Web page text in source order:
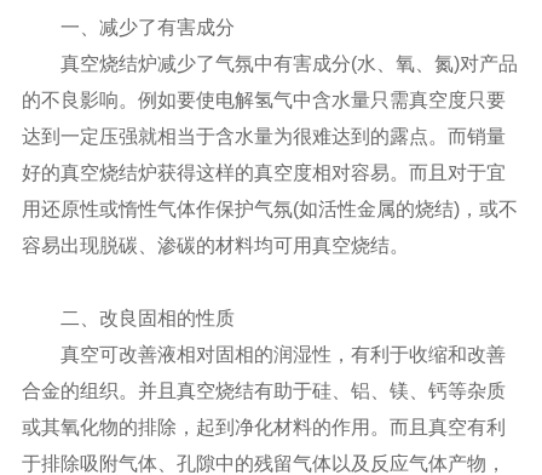
一、减少了有害成分
真空烧结炉减少了气氛中有害成分(水、氧、氮)对产品
的不良影响。例如要使电解氢气中含水量只需真空度只要
达到一定压强就相当于含水量为很难达到的露点。而销量
好的真空烧结炉获得这样的真空度相对容易。而且对于宜
用还原性或惰性气体作保护气氛(如活性金属的烧结)，或不
容易出现脱碳、渗碳的材料均可用真空烧结。
二、改良固相的性质
真空可改善液相对固相的润湿性，有利于收缩和改善
合金的组织。并且真空烧结有助于硅、铝、镁、钙等杂质
或其氧化物的排除，起到净化材料的作用。而且真空有利
于排除吸附气体、孔隙中的残留气体以及反应气体产物，